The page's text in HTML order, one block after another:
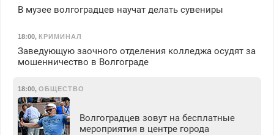
В музее волгоградцев научат делать сувениры
18:00, КРИМИНАЛ
Заведующую заочного отделения колледжа осудят за
мошенничество в Волгограде
18:00, ОБЩЕСТВО
Волгоградцев зовут на бесплатные
мероприятия в центре города